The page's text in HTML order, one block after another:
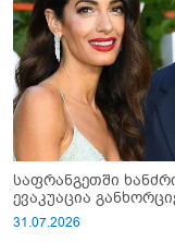
საფრანგეთში
ევაკუაცია
31.07.2026